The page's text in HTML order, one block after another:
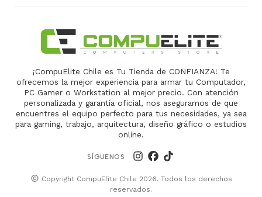
¡CompuElite Chile es Tu Tienda de CONFIANZA! Te
ofrecemos la mejor experiencia para armar tu Computador,
PC Gamer o Workstation al mejor precio. Con atención
personalizada y garantía oficial, nos aseguramos de que
encuentres el equipo perfecto para tus necesidades, ya sea
para gaming, trabajo, arquitectura, diseño gráfico o estudios
online.
SÍGUENOS
Copyright CompuElite Chile 2026. Todos los derechos
reservados.